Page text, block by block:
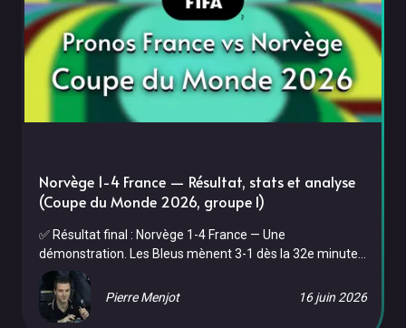
Norvège 1-4 France — Résultat, stats et analyse
(Coupe du Monde 2026, groupe I)
✅ Résultat final : Norvège 1-4 France — Une
démonstration. Les Bleus mènent 3-1 dès la 32e minute
et gèrent sans trembler jusqu'au 4e but dans le temps
additionnel. La France termine première du groupe I avec
9 points et affrontera la Suède en 32es de finale le 30
Pierre Menjot 16 juin 2026